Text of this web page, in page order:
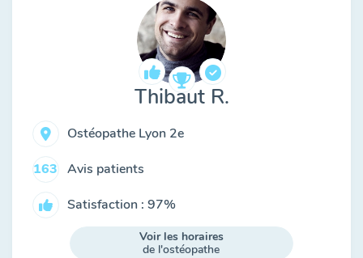
Thibaut R.
Ostéopathe Lyon 2e
163 Avis patients
Satisfaction : 97%
Voir les horaires
de l'ostéopathe